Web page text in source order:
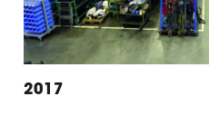
2017